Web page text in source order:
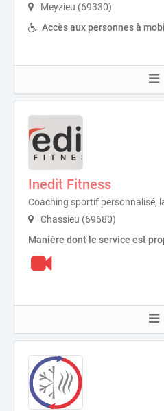
Meyzieu (69330)
Accès aux personnes à
Inedit Fitness
Coaching sportif personnalisé,
Chassieu (69680)
Manière dont le service est